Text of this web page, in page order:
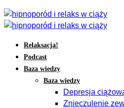
Relaksacja!
Podcast
Baza wiedzy
Baza wiedzy
Depresja
Znieczulenie